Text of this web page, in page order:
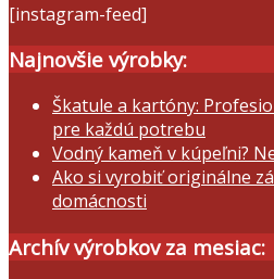
[instagram-feed]
Najnovšie výrobky:
Škatule a kartóny:
pre každú potrebu
Vodný kameň v kúpeľni?
Ako si vyrobiť originálne
domácnosti
Archív výrobkov za mesiac: